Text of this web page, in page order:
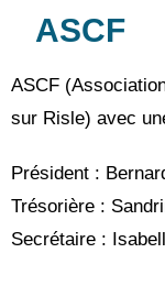
ASCF
ASCF
sur Risle) avec
Président :
Trésorière :
Secrétaire :